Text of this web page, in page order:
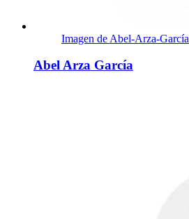
Imagen de Abel-Arza-García
Abel Arza García